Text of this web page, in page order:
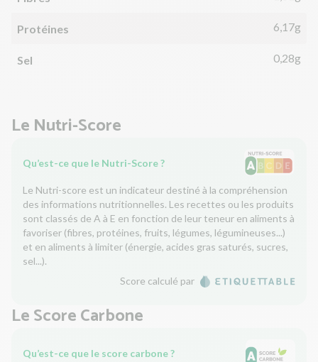
Protéines 6,17g
Sel 0,28g
Le Nutri-Score
Qu’est-ce que le Nutri-Score ?
Le Nutri-score est un indicateur destiné à la compréhension
des informations nutritionnelles. Les recettes ou les produits
sont classés de A à E en fonction de leur teneur en aliments à
favoriser (fibres, protéines, fruits, légumes, légumineuses...)
et en aliments à limiter (énergie, acides gras saturés, sucres,
sel...).
Score calculé par
Le Score Carbone
Qu’est-ce que le score carbone ?